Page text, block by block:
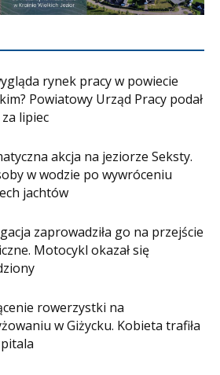
rynek pracy w powiecie
Powiatowy Urząd Pracy podał
lipiec
akcja na jeziorze Seksty.
w wodzie po wywróceniu
jachtów
zaprowadziła go na przejście
Motocykl okazał się
rowerzystki na
w Giżycku. Kobieta trafiła